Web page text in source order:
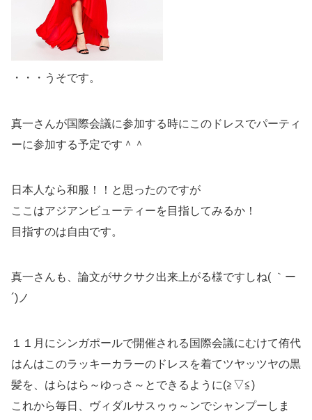
・・・うそです。
真一さんが国際会議に参加する時にこのドレスでパーティ
ーに参加する予定です＾＾
日本人なら和服！！と思ったのですが
ここはアジアンビューティーを目指してみるか！
目指すのは自由です。
真一さんも、論文がサクサク出来上がる様ですしね( ｀ー
´)ノ
１１月にシンガポールで開催される国際会議にむけて侑代
はんはこのラッキーカラーのドレスを着てツヤッツヤの黒
髪を、はらはら～ゆっさ～とできるように(≧▽≦)
これから毎日、ヴィダルサスゥゥ～ンでシャンプーしま